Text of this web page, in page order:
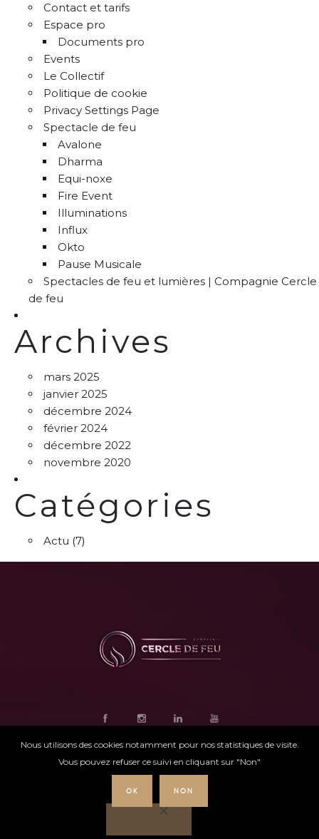
Contact et tarifs
Espace pro
Documents pro
Events
Le Collectif
Politique de cookie
Privacy Settings Page
Spectacle de feu
Avalone
Dharma
Equi-noxe
Fire Event
Illuminations
Influx
Okto
Pause Musicale
Spectacles de feu et lumières | Compagnie Cercle
de feu
Archives
mars 2025
janvier 2025
décembre 2024
février 2024
décembre 2022
novembre 2020
Catégories
Actu (7)
Nous utilisons des cookies notamment pour nos statistiques de visite.
Vous pouvez refuser ce suivi en cliquant sur "Non"
OK NON